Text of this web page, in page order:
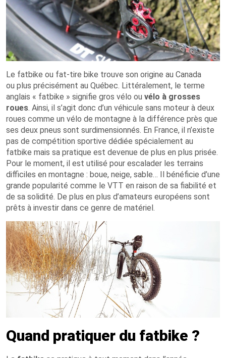
Le fatbike ou fat-tire bike trouve son origine au Canada
ou plus précisément au Québec. Littéralement, le terme
anglais « fatbike » signifie gros vélo ou vélo à grosses
roues. Ainsi, il s’agit donc d’un véhicule sans moteur à deux
roues comme un vélo de montagne à la différence près que
ses deux pneus sont surdimensionnés. En France, il n’existe
pas de compétition sportive dédiée spécialement au
fatbike mais sa pratique est devenue de plus en plus prisée.
Pour le moment, il est utilisé pour escalader les terrains
difficiles en montagne : boue, neige, sable… Il bénéficie d’une
grande popularité comme le VTT en raison de sa fiabilité et
de sa solidité. De plus en plus d’amateurs européens sont
prêts à investir dans ce genre de matériel.
Quand pratiquer du fatbike ?